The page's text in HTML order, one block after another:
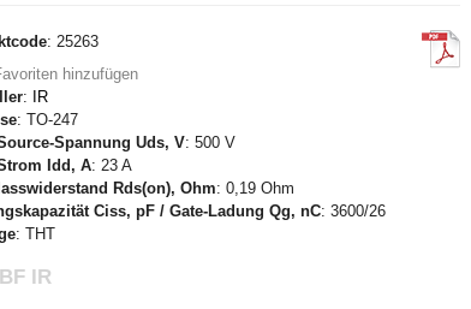
: 25263
hinzufügen
:
IR
: TO-247
Spannung Uds, V: 500 V
Idd, A: 23 A
Rds(on), Ohm: 0,19 Ohm
Ciss, pF / Gate-Ladung Qg, nC: 3600/26
: THT
IR